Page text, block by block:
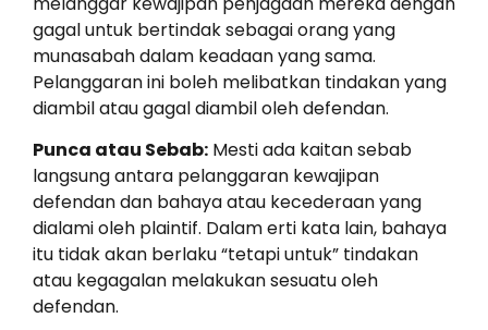
gagal untuk bertindak sebagai orang yang
munasabah dalam keadaan yang sama.
Pelanggaran ini boleh melibatkan tindakan yang
diambil atau gagal diambil oleh defendan.
Punca atau Sebab: Mesti ada kaitan sebab
langsung antara pelanggaran kewajipan
defendan dan bahaya atau kecederaan yang
dialami oleh plaintif. Dalam erti kata lain, bahaya
itu tidak akan berlaku “tetapi untuk” tindakan
atau kegagalan melakukan sesuatu oleh
defendan.